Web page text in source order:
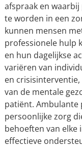
afspraak en
te worden in een
kunnen mensen
professionele hulp
en hun dagelijkse
variëren van
en
van de mentale
patiënt. Ambulante
persoonlijke zorg
behoeften van elke
effectieve